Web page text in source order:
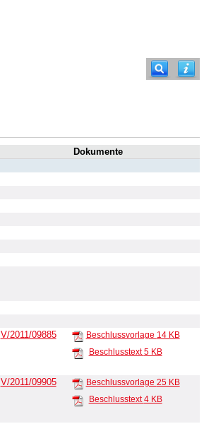
Dokumente
V/2011/09885 Beschlussvorlage 14 KB
Beschlusstext5 KB
V/2011/09905 Beschlussvorlage 25 KB
Beschlusstext4 KB